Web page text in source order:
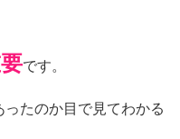
です。
たのか目で見てわかる